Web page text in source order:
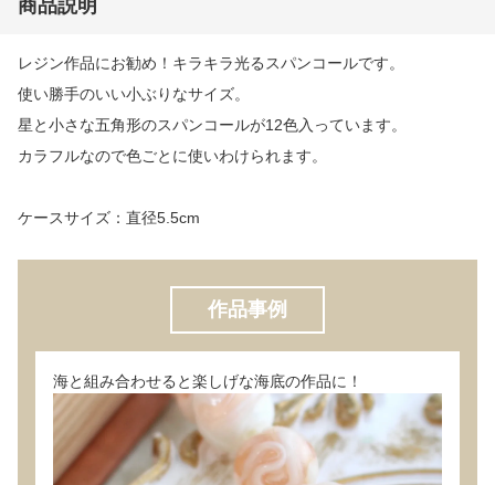
商品説明
レジン作品にお勧め！キラキラ光るスパンコールです。
使い勝手のいい小ぶりなサイズ。
星と小さな五角形のスパンコールが12色入っています。
カラフルなので色ごとに使いわけられます。
ケースサイズ：直径5.5cm
作品事例
海と組み合わせると楽しげな海底の作品に！